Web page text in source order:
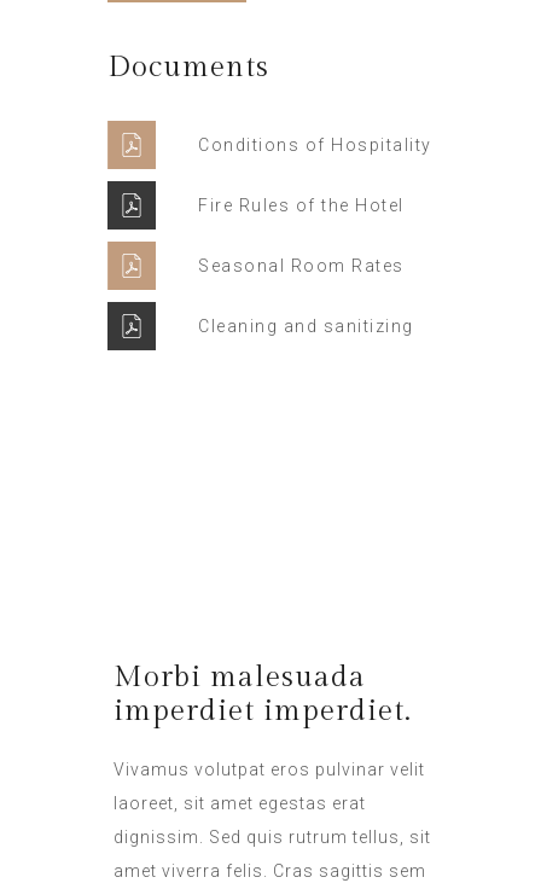
Documents
Conditions of Hospitality
Fire Rules of the Hotel
Seasonal Room Rates
Cleaning and sanitizing
Morbi malesuada
imperdiet imperdiet.
Vivamus volutpat eros pulvinar velit
laoreet, sit amet egestas erat
dignissim. Sed quis rutrum tellus, sit
amet viverra felis. Cras sagittis sem